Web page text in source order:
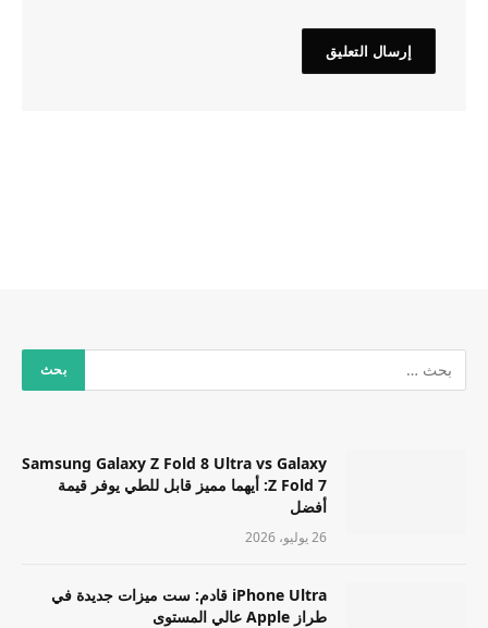
Samsung Galaxy Z Fold 8 Ultra vs Galaxy
Z Fold 7: أيهما مميز قابل للطي يوفر قيمة
أفضل
26 يوليو، 2026
iPhone Ultra قادم: ست ميزات جديدة في
طراز Apple عالي المستوى